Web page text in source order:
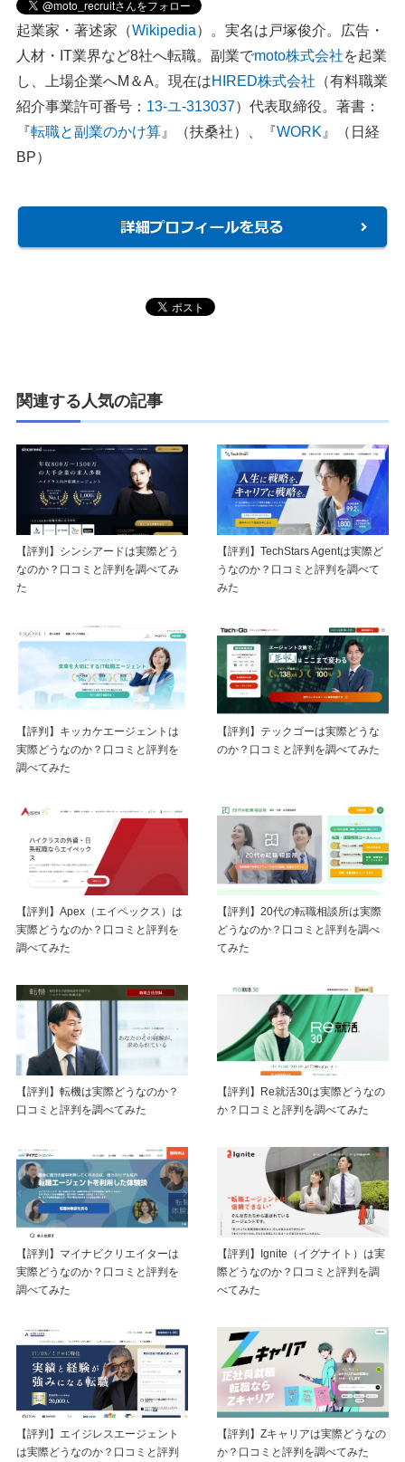
起業家・著述家（Wikipedia）。実名は戸塚俊介。広告・
人材・IT業界など8社へ転職。副業でmoto株式会社を起業
し、上場企業へM＆A。現在はHIRED株式会社 （有料職業
紹介事業許可番号： 13-ユ-313037）代表取締役。著書：
『転職と副業のかけ算 』（扶桑社）、『WORK 』（日経
BP）
関連する人気の記事
【評判】シンシアードは実際どう
なのか？口コミと評判を調べてみ
た
【評判】TechStars Agentは実際ど
うなのか？口コミと評判を調べて
みた
【評判】キッカケエージェントは
実際どうなのか？口コミと評判を
調べてみた
【評判】テックゴーは実際どうな
のか？口コミと評判を調べてみた
【評判】Apex（エイペックス）は
実際どうなのか？口コミと評判を
調べてみた
【評判】20代の転職相談所は実際
どうなのか？口コミと評判を調べ
てみた
【評判】転機は実際どうなのか？
口コミと評判を調べてみた
【評判】Re就活30は実際どうなの
か？口コミと評判を調べてみた
【評判】マイナビクリエイターは
実際どうなのか？口コミと評判を
調べてみた
【評判】Ignite（イグナイト）は実
際どうなのか？口コミと評判を調
べてみた
【評判】エイジレスエージェント
は実際どうなのか？口コミと評判
【評判】Zキャリアは実際どうなの
か？口コミと評判を調べてみた